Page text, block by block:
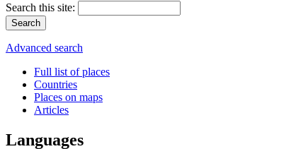
Search this site:
Advanced search
Full list of places
Countries
Places on maps
Articles
Languages